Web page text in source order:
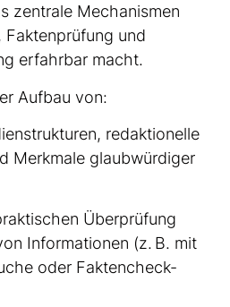
zentrale Mechanismen
und
erfahrbar macht.
Aufbau von:
redaktionelle
Merkmale glaubwürdiger
Überprüfung
Informationen (z. B. mit
oder Faktencheck-